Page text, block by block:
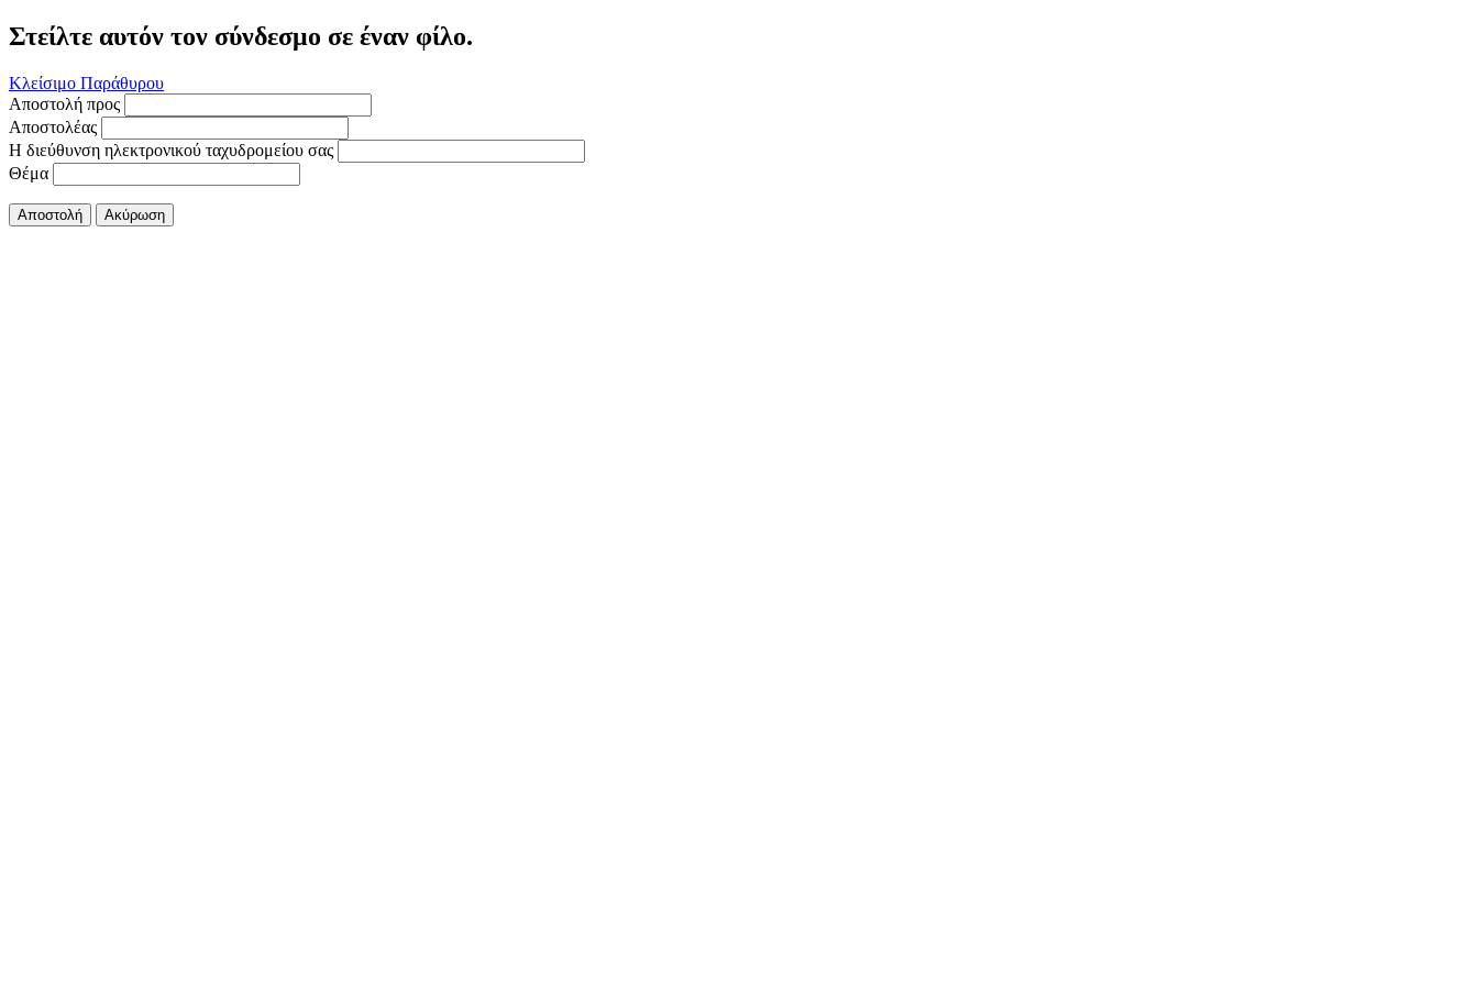
Στείλτε αυτόν τον σύνδεσμο σε έναν φίλο.
Κλείσιμο Παράθυρου
Αποστολή προς
Αποστολέας
Η διεύθυνση ηλεκτρονικού ταχυδρομείου σας
Θέμα
Αποστολή Ακύρωση